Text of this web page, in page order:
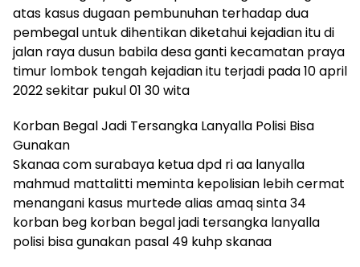
atas kasus dugaan pembunuhan terhadap dua
pembegal untuk dihentikan diketahui kejadian itu di
jalan raya dusun babila desa ganti kecamatan praya
timur lombok tengah kejadian itu terjadi pada 10 april
2022 sekitar pukul 01 30 wita
Korban Begal Jadi Tersangka Lanyalla Polisi Bisa
Gunakan
Skanaa com surabaya ketua dpd ri aa lanyalla
mahmud mattalitti meminta kepolisian lebih cermat
menangani kasus murtede alias amaq sinta 34
korban beg korban begal jadi tersangka lanyalla
polisi bisa gunakan pasal 49 kuhp skanaa